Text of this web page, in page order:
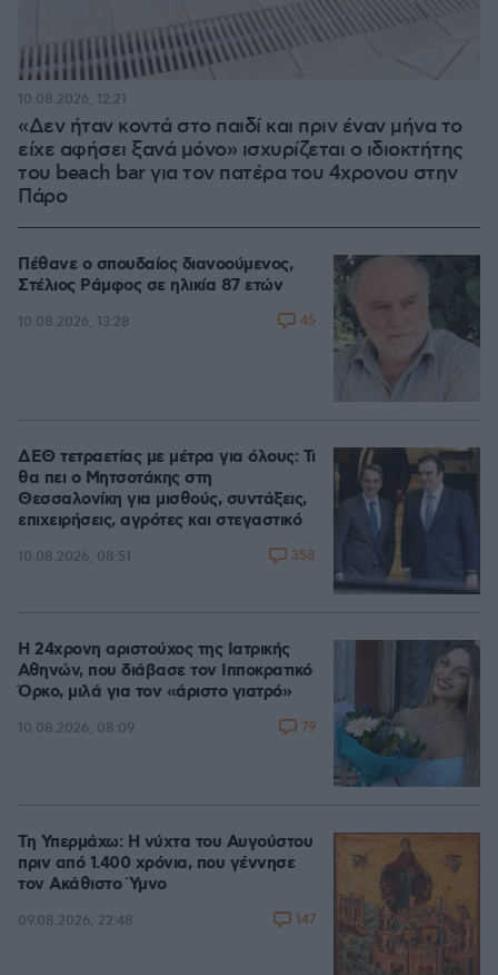
«Δεν ήταν κοντά στο παιδί και πριν έναν μήνα το
είχε αφήσει ξανά μόνο» ισχυρίζεται ο ιδιοκτήτης
του beach bar για τον πατέρα του 4χρονου στην
Πάρο
10.08.2026, 12:21
Πέθανε ο σπουδαίος διανοούμενος,
Στέλιος Ράμφος σε ηλικία 87 ετών
10.08.2026, 13:28 45
ΔΕΘ τετραετίας με μέτρα για όλους: Τι
θα πει ο Μητσοτάκης στη
Θεσσαλονίκη για μισθούς, συντάξεις,
επιχειρήσεις, αγρότες και στεγαστικό
10.08.2026, 08:51 358
Η 24χρονη αριστούχος της Ιατρικής
Αθηνών, που διάβασε τον Ιπποκρατικό
Όρκο, μιλά για τον «άριστο γιατρό»
10.08.2026, 08:09 79
Τη Υπερμάχω: Η νύχτα του Αυγούστου
πριν από 1.400 χρόνια, που γέννησε
τον Ακάθιστο Ύμνο
09.08.2026, 22:48 147